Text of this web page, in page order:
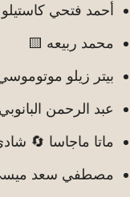
أحمد فتحي كاستيلو
محمد ربيعه 🟨
بيتر زيلو
عبد الرحمن
ماتا ماجاسا 🔄
مصطفي سعد